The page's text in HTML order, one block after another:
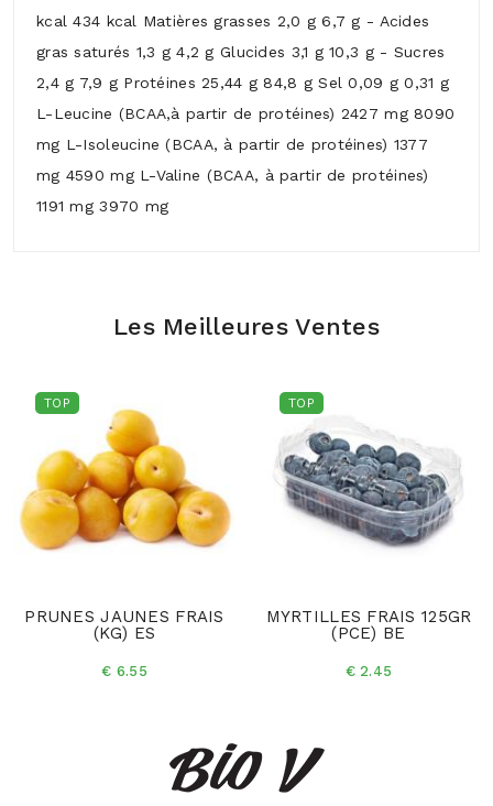
kcal 434 kcal Matières grasses 2,0 g 6,7 g - Acides
gras saturés 1,3 g 4,2 g Glucides 3,1 g 10,3 g - Sucres
2,4 g 7,9 g Protéines 25,44 g 84,8 g Sel 0,09 g 0,31 g
L-Leucine (BCAA,à partir de protéines) 2427 mg 8090
mg L-Isoleucine (BCAA, à partir de protéines) 1377
mg 4590 mg L-Valine (BCAA, à partir de protéines)
1191 mg 3970 mg
Les Meilleures Ventes
TOP
PRUNES JAUNES FRAIS
(KG) ES
€ 6.55
TOP
MYRTILLES FRAIS 125GR
(PCE) BE
€ 2.45